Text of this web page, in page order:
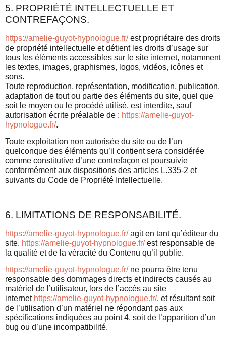
5. PROPRIÉTÉ INTELLECTUELLE ET
CONTREFAÇONS.
https://amelie-guyot-hypnologue.fr/est propriétaire des droits
de propriété intellectuelle et détient les droits d’usage sur
tous les éléments accessibles sur le site internet, notamment
les textes, images, graphismes, logos, vidéos, icônes et
sons.
Toute reproduction, représentation, modification, publication,
adaptation de tout ou partie des éléments du site, quel que
soit le moyen ou le procédé utilisé, est interdite, sauf
autorisation écrite préalable de : https://amelie-guyot-
hypnologue.fr/.
Toute exploitation non autorisée du site ou de l’un
quelconque des éléments qu’il contient sera considérée
comme constitutive d’une contrefaçon et poursuivie
conformément aux dispositions des articles L.335-2 et
suivants du Code de Propriété Intellectuelle.
6. LIMITATIONS DE RESPONSABILITÉ.
https://amelie-guyot-hypnologue.fr/agit en tant qu’éditeur du
site. https://amelie-guyot-hypnologue.fr/est responsable de
la qualité et de la véracité du Contenu qu’il publie.
https://amelie-guyot-hypnologue.fr/ne pourra être tenu
responsable des dommages directs et indirects causés au
matériel de l’utilisateur, lors de l’accès au site
internet https://amelie-guyot-hypnologue.fr/, et résultant soit
de l’utilisation d’un matériel ne répondant pas aux
spécifications indiquées au point 4, soit de l’apparition d’un
bug ou d’une incompatibilité.